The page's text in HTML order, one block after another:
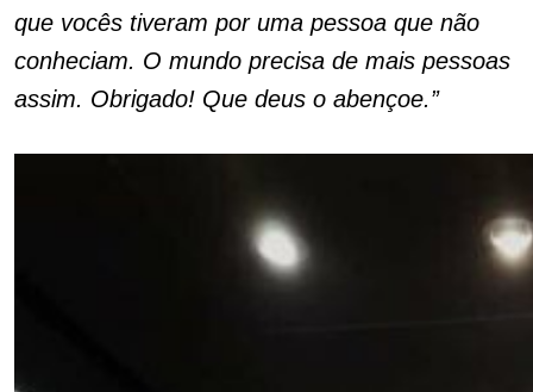
que vocês tiveram por uma pessoa que não
conheciam. O mundo precisa de mais pessoas
assim. Obrigado! Que deus o abençoe.”